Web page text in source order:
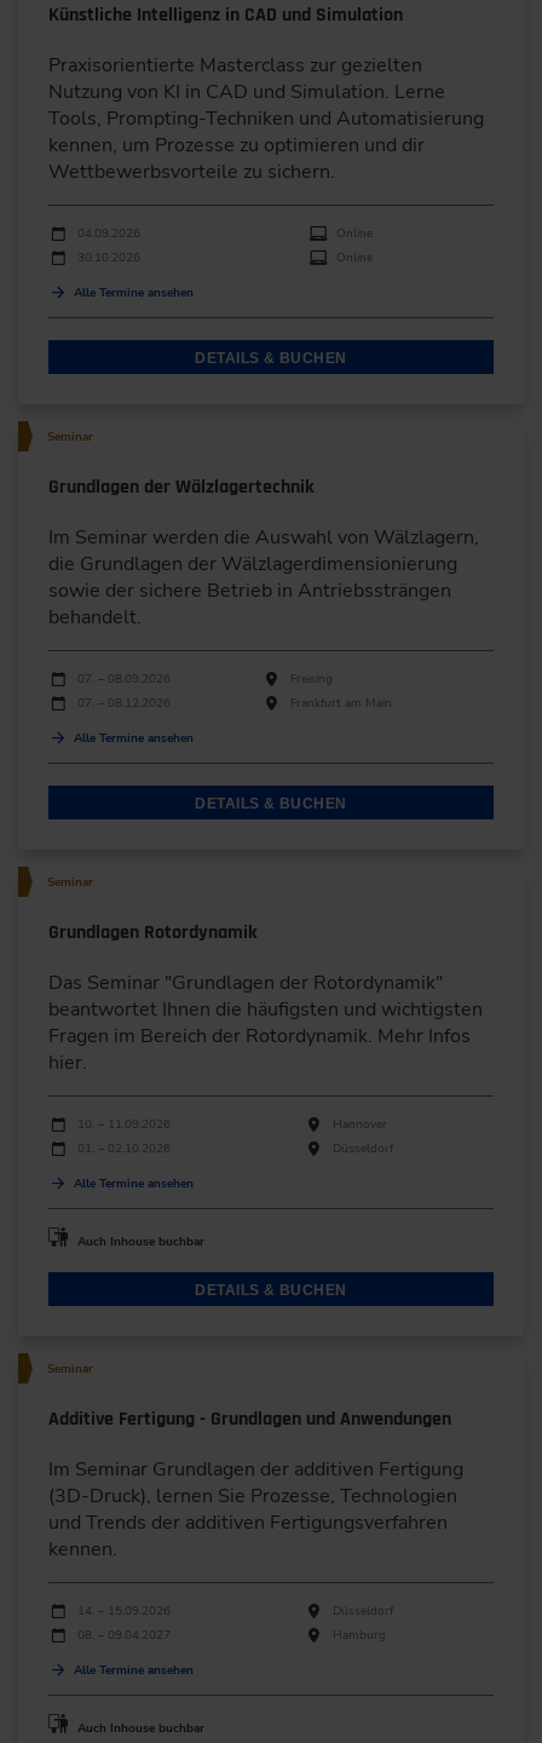
Künstliche Intelligenz in CAD und Simulation
Praxisorientierte Masterclass zur gezielten
Nutzung von KI in CAD und Simulation. Lerne
Tools, Prompting-Techniken und Automatisierung
kennen, um Prozesse zu optimieren und dir
Wettbewerbsvorteile zu sichern.
Durchführungen
Veranstaltungsdatum
04.09.2026
Online
30.10.2026
Online
Alle Termine ansehen
DETAILS & BUCHEN
Seminar
Grundlagen der Wälzlagertechnik
Im Seminar werden die Auswahl von Wälzlagern,
die Grundlagen der Wälzlagerdimensionierung
sowie der sichere Betrieb in Antriebssträngen
behandelt.
Durchführungen
Veranstaltungsdatum Veranstaltungsort
07. – 08.09.2026
Freising
07. – 08.12.2026
Frankfurt am Main
Alle Termine ansehen
DETAILS & BUCHEN
Seminar
Grundlagen Rotordynamik
Das Seminar "Grundlagen der Rotordynamik"
beantwortet Ihnen die häufigsten und wichtigsten
Fragen im Bereich der Rotordynamik. Mehr Infos
hier.
Durchführungen
Veranstaltungsdatum
10. – 11.09.2026
Hannover
01. – 02.10.2026
Düsseldorf
Alle Termine ansehen
Auch Inhouse buchbar
DETAILS & BUCHEN
Seminar
Additive Fertigung - Grundlagen und Anwendungen
Im Seminar Grundlagen der additiven Fertigung
(3D-Druck), lernen Sie Prozesse, Technologien
und Trends der additiven Fertigungsverfahren
kennen.
Durchführungen
Veranstaltungsdatum
14. – 15.09.2026
Düsseldorf
08. – 09.04.2027
Hamburg
Alle Termine ansehen
Auch Inhouse buchbar